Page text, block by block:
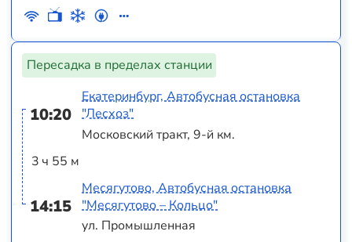
Пересадка в пределах станции
10:20
3 ч 55 м
14:15
Екатеринбург, Автобусная остановка
"Лесхоз"
Московский тракт, 9-й км.
Месягутово, Автобусная остановка
"Месягутово – Кольцо"
ул. Промышленная